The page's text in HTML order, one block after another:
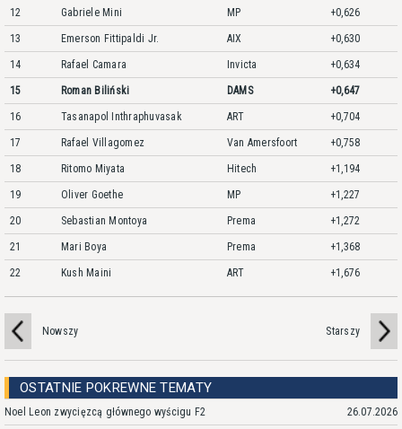
12 Gabriele Mini MP +0,626
13 Emerson Fittipaldi Jr. AIX +0,630
14 Rafael Camara Invicta +0,634
15 Roman Biliński DAMS +0,647
16 Tasanapol Inthraphuvasak ART +0,704
17 Rafael Villagomez Van Amersfoort +0,758
18 Ritomo Miyata Hitech +1,194
19 Oliver Goethe MP +1,227
20 Sebastian Montoya Prema +1,272
21 Mari Boya Prema +1,368
22 Kush Maini ART +1,676
Nowszy Starszy
OSTATNIE POKREWNE TEMATY
Noel Leon zwycięzcą głównego wyścigu F2 26.07.2026